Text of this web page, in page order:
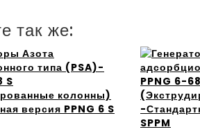
так же: